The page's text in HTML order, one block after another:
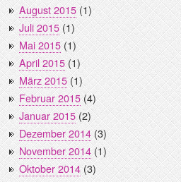
August 2015(1)
Juli 2015(1)
Mai 2015(1)
April 2015(1)
März 2015(1)
Februar 2015(4)
Januar 2015(2)
Dezember 2014(3)
November 2014(1)
Oktober 2014(3)